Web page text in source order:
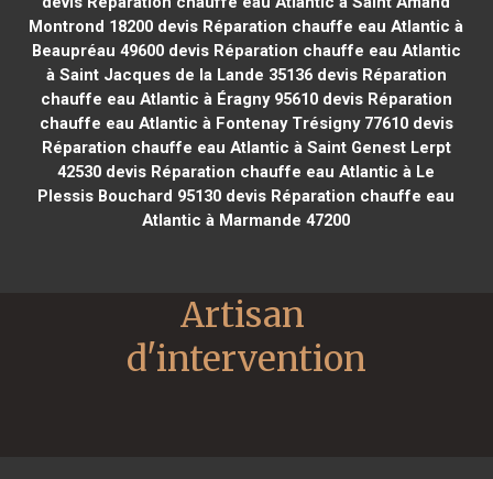
Montrond 18200 devis Réparation chauffe eau Atlantic à
Beaupréau 49600devis Réparation chauffe eau Atlantic
à Saint Jacques de la Lande 35136devis Réparation
chauffe eau Atlantic à Éragny 95610devis Réparation
chauffe eau Atlantic à Fontenay Trésigny 77610devis
Réparation chauffe eau Atlantic à Saint Genest Lerpt
42530 devis Réparation chauffe eau Atlantic à Le
Plessis Bouchard 95130 devis Réparation chauffe eau
Atlantic à Marmande 47200
Artisan
d'intervention